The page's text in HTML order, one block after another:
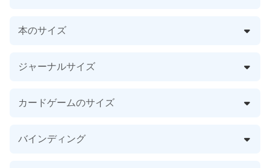
本のサイズ
ジャーナルサイズ
カードゲームのサイズ
バインディング